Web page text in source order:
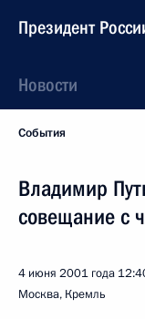
Президент
Новости
События
Владимир
совещание с
4 июня 2001 года
Москва, Кремль